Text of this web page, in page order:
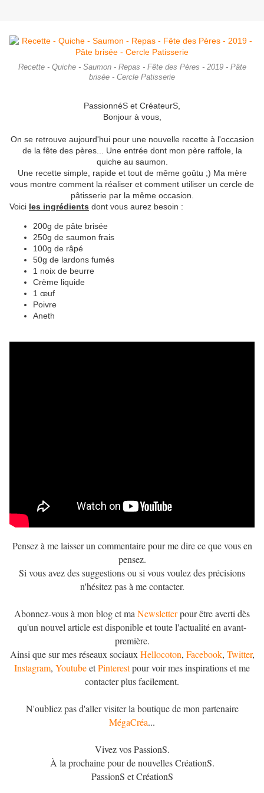
Recette - Quiche - Saumon - Repas - Fête des Pères - 2019 - Pâte
brisée - Cercle Patisserie
PassionnéS et CréateurS,
Bonjour à vous,
On se retrouve aujourd'hui pour une nouvelle recette à l'occasion
de la fête des pères... Une entrée dont mon père raffole, la
quiche au saumon.
Une recette simple, rapide et tout de même goûtu ;) Ma mère
vous montre comment la réaliser et comment utiliser un cercle de
pâtisserie par la même occasion.
Voici les ingrédients dont vous aurez besoin :
200g de pâte brisée
250g de saumon frais
100g de râpé
50g de lardons fumés
1 noix de beurre
Crème liquide
1 œuf
Poivre
Aneth
Pensez à me laisser un commentaire pour me dire ce que vous en
pensez.
Si vous avez des suggestions ou si vous voulez des précisions
n'hésitez pas à me contacter.
Abonnez-vous à mon blog et ma Newsletterpour être averti dès
qu'un nouvel article est disponible et toute l'actualité en avant-
première.
Ainsi que sur mes réseaux sociaux Hellocoton, Facebook, Twitter,
Instagram, YoutubeetPinterestpour voir mes inspirations et me
contacter plus facilement.
N'oubliez pas d'aller visiter la boutique de mon partenaire
MégaCréa...
Vivez vos PassionS.
À la prochaine pour de nouvelles CréationS.
PassionS et CréationS